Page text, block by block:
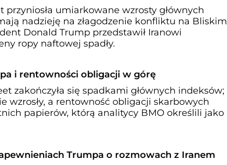
przyniosła umiarkowane wzrosty głównych
nadzieję na złagodzenie konfliktu na Bliskim
Donald Trump przedstawił Iranowi
ropy naftowej spadły.
i rentowności obligacji w górę
zakończyła się spadkami głównych indeksów;
wzrosły, a rentowność obligacji skarbowych
papierów, którą analitycy BMO określili jako
Trumpa o rozmowach z Iranem